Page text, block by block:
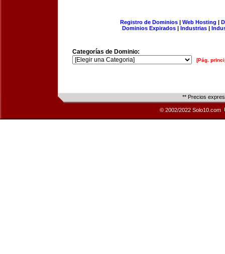
Registro de Dominios| Web Hosting |
Dominios Expirados | Industrias |
Categorías de Dominio:
[Pág.
** Precios
© 2002/2022 Solo10.com